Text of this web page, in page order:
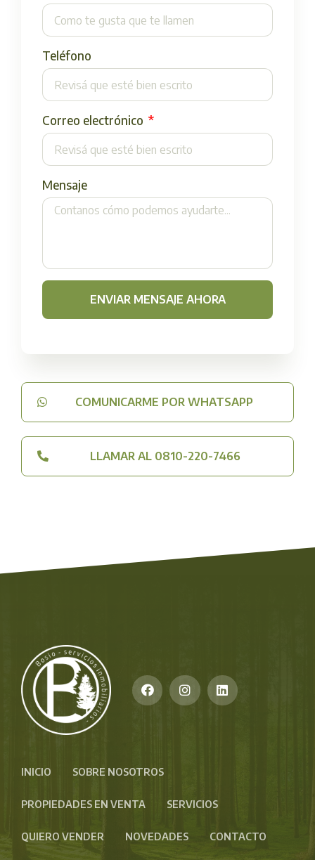
Teléfono
Correo electrónico
Mensaje
ENVIAR MENSAJE AHORA
COMUNICARME POR WHATSAPP
LLAMAR AL 0810-220-7466
INICIO SOBRE NOSOTROS
PROPIEDADES EN VENTA SERVICIOS
QUIERO VENDER NOVEDADES CONTACTO